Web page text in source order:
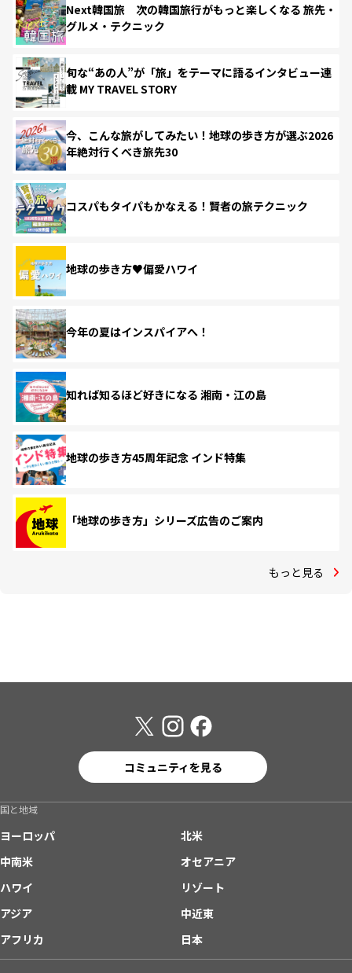
Next韓国旅 次の韓国旅行がもっと楽しくなる 旅先・
グルメ・テクニック
旬な“あの人”が「旅」をテーマに語るインタビュー連
載 MY TRAVEL STORY
今、こんな旅がしてみたい！地球の歩き方が選ぶ2026
年絶対行くべき旅先30
コスパもタイパもかなえる！賢者の旅テクニック
地球の歩き方♥偏愛ハワイ
今年の夏はインスパイアへ！
知れば知るほど好きになる 湘南・江の島
地球の歩き方45周年記念 インド特集
「地球の歩き方」シリーズ広告のご案内
もっと見る
コミュニティを見る
国と地域
ヨーロッパ
北米
中南米
オセアニア
ハワイ
リゾート
アジア
中近東
アフリカ
日本